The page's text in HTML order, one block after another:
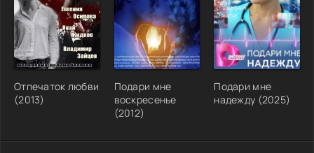
Отпечаток любви
(2013)
Подари мне
воскресенье
(2012)
Подари мне
надежду (2025)